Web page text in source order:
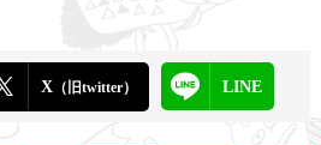
X（旧twitter） LINE